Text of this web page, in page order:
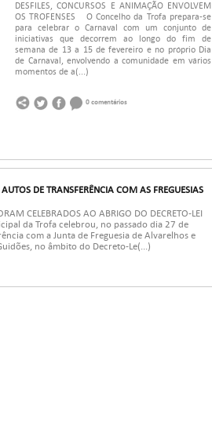
DESFILES, CONCURSOS E ANIMAÇÃO ENVOLVEM
OS TROFENSES O Concelho da Trofa prepara-se
para celebrar o Carnaval com um conjunto de
iniciativas que decorrem ao longo do fim de
semana de 13 a 15 de fevereiro e no próprio Dia
de Carnaval, envolvendo a comunidade em vários
momentos de a(...)
0 comentários
DE TRANSFERÊNCIA COM AS FREGUESIAS
CELEBRADOS AO ABRIGO DO DECRETO-LEI
da Trofa celebrou, no passado dia 27 de
com a Junta de Freguesia de Alvarelhos e
no âmbito do Decreto-Le(...)